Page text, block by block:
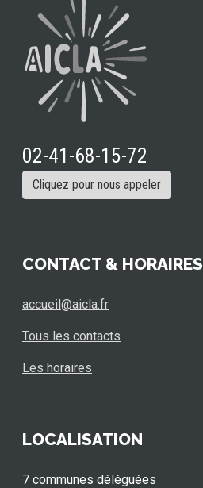
02-41-68-15-72
Cliquez pour nous appeler
CONTACT & HORAIRES
accueil@aicla.fr
Tous les contacts
Les horaires
LOCALISATION
7 communes déléguées